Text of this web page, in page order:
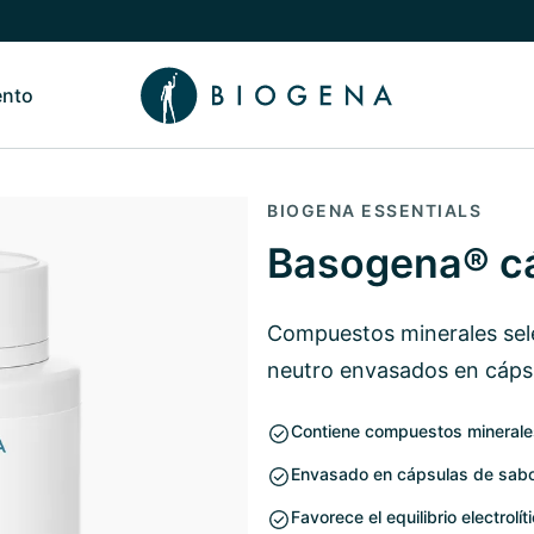
NosotrosAlternar submenú de Conocimiento
BIOGENA ESSENTIALS
Basogena®
Compuestos minerales
neutro envasados en
Contiene compuestos
Envasado en cápsulas de
Favorece el equilibrio